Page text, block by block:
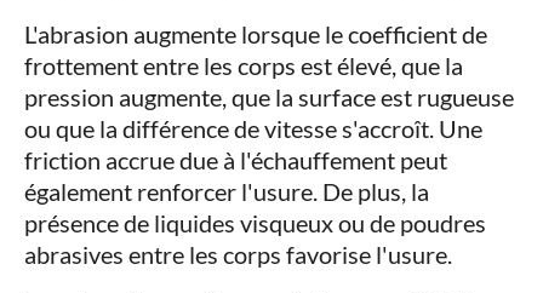
L'abrasion augmente lorsque le coefficient de
frottement entre les corps est élevé, que la
pression augmente, que la surface est rugueuse
ou que la différence de vitesse s'accroît. Une
friction accrue due à l'échauffement peut
également renforcer l'usure. De plus, la
présence de liquides visqueux ou de poudres
abrasives entre les corps favorise l'usure.